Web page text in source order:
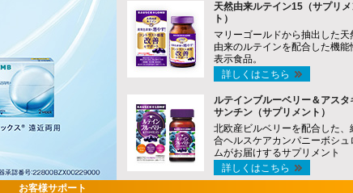
天然由来ルテイン15（サプリ
ト）
マリーゴールドから抽出した天
由来のルテインを配合した機能
表示食品。
詳しくはこちら
ルテインブルーベリー＆アスタ
サンチン（サプリメント）
北欧産ビルベリーを配合した、
合ヘルスケアカンパニーボシュ
ムがお届けするサプリメント
詳しくはこちら
お客様サポート